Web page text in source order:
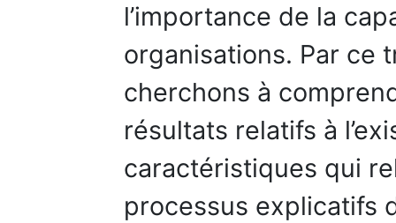
l’importance de la
organisations. Par ce
cherchons à
résultats relatifs à
caractéristiques qui
processus explicatifs